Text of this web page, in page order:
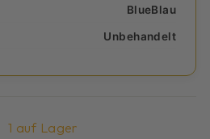
BlueBlau
Unbehandelt
1 auf Lager